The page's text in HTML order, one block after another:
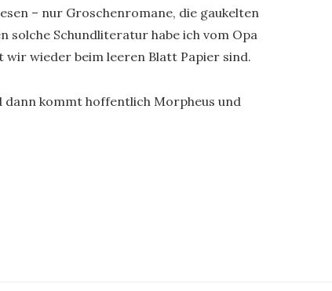
– nur Groschenromane, die gaukelten
solche Schundliteratur habe ich vom Opa
wieder beim leeren Blatt Papier sind.
dann kommt hoffentlich Morpheus und